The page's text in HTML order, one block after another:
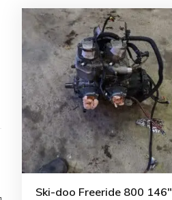
Ski-doo Freeride 800 146″